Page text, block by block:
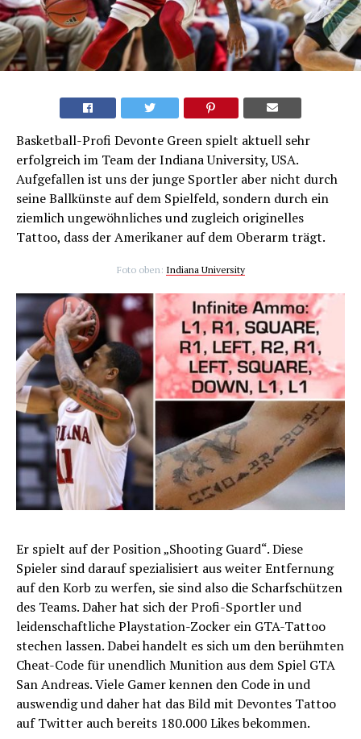
Basketball-Profi Devonte Green spielt aktuell sehr
erfolgreich im Team der Indiana University, USA.
Aufgefallen ist uns der junge Sportler aber nicht durch
seine Ballkünste auf dem Spielfeld, sondern durch ein
ziemlich ungewöhnliches und zugleich originelles
Tattoo, dass der Amerikaner auf dem Oberarm trägt.
Foto oben: Indiana University
Er spielt auf der Position „Shooting Guard“. Diese
Spieler sind darauf spezialisiert aus weiter Entfernung
auf den Korb zu werfen, sie sind also die Scharfschützen
des Teams. Daher hat sich der Profi-Sportler und
leidenschaftliche Playstation-Zocker ein GTA-Tattoo
stechen lassen. Dabei handelt es sich um den berühmten
Cheat-Code für unendlich Munition aus dem Spiel GTA
San Andreas. Viele Gamer kennen den Code in und
auswendig und daher hat das Bild mit Devontes Tattoo
auf Twitter auch bereits 180.000 Likes bekommen.